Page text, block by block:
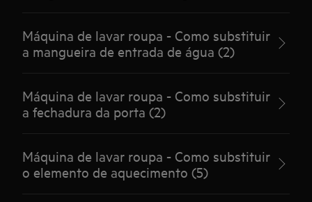
Máquina de lavar roupa - Como substituir
a mangueira de entrada de água (2)
Máquina de lavar roupa - Como substituir
a fechadura da porta (2)
Máquina de lavar roupa - Como substituir
o elemento de aquecimento (5)